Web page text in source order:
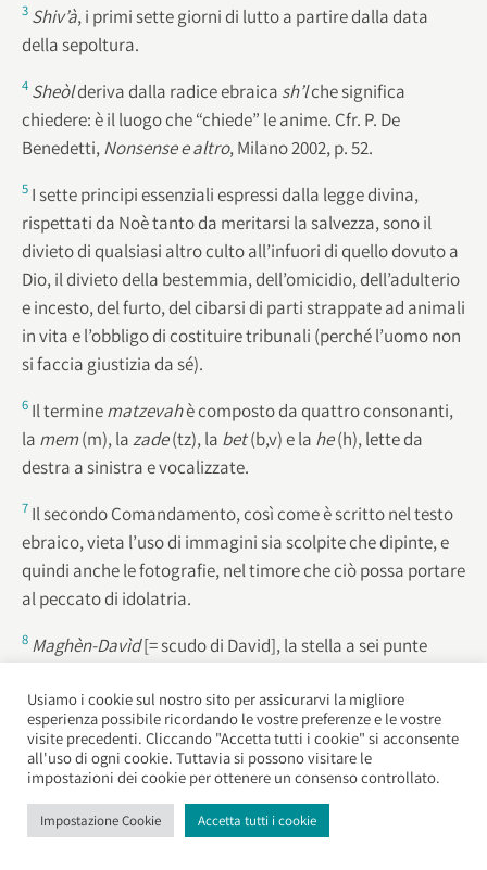
3 Shiv’à, i primi sette giorni di lutto a partire dalla data
della sepoltura.
4 Sheòlderiva dalla radice ebraica sh’lche significa
chiedere: è il luogo che “chiede” le anime. Cfr. P. De
Benedetti,Nonsense e altro, Milano 2002, p. 52.
5 I sette principi essenziali espressi dalla legge divina,
rispettati da Noè tanto da meritarsi la salvezza, sono il
divieto di qualsiasi altro culto all’infuori di quello dovuto a
Dio, il divieto della bestemmia, dell’omicidio, dell’adulterio
e incesto, del furto, del cibarsi di parti strappate ad animali
in vita e l’obbligo di costituire tribunali (perché l’uomo non
si faccia giustizia da sé).
6 Il terminematzevahè composto da quattro consonanti,
la mem(m), lazade(tz), la bet(b,v) e la he(h), lette da
destra a sinistra e vocalizzate.
7 Il secondo Comandamento, così come è scritto nel testo
ebraico, vieta l’uso di immagini sia scolpite che dipinte, e
quindi anche le fotografie, nel timore che ciò possa portare
al peccato di idolatria.
8 Maghèn-Davìd[= scudo di David], la stella a sei punte
Quello con il vertice verso l’alto rappresenta l’anelito
dell’uomo verso Dio, quello verso il basso la ricerca di Dio
verso l’uomo: la forza che esso racchiude sta proprio nello
stretto legame tra l’uomo e Dio.
La proprietà del terreno, in origine della comunità
Usiamo i cookie sul nostro sito per assicurarvi la migliore
esperienza possibile ricordando le vostre preferenze e le vostre
visite precedenti. Cliccando "Accetta tutti i cookie" si acconsente
all'uso di ogni cookie. Tuttavia si possono visitare le
impostazioni dei cookie per ottenere un consenso controllato.
Impostazione Cookie Accetta tutti i cookie